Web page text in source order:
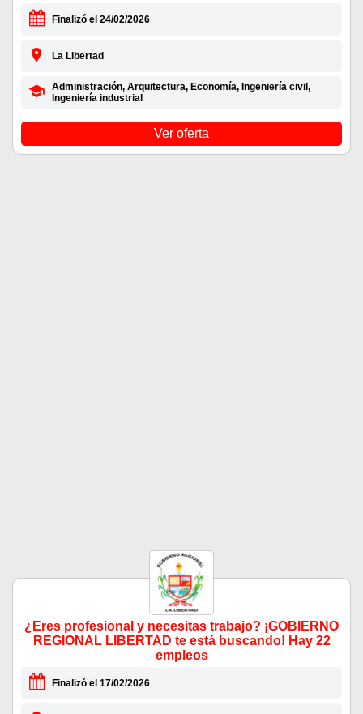
Finalizó el 24/02/2026
La Libertad
Administración, Arquitectura, Economía, Ingeniería civil,
Ingeniería industrial
Ver oferta
¿Eres profesional y necesitas trabajo? ¡GOBIERNO
REGIONAL LIBERTAD te está buscando! Hay 22
empleos
Finalizó el 17/02/2026